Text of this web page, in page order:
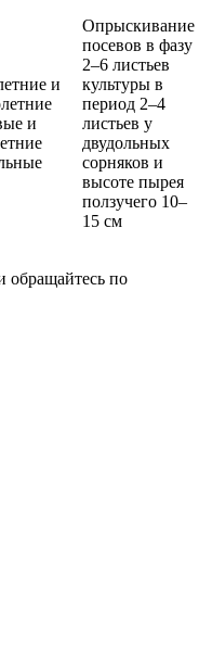
и
и
Опрыскивание
посевов в фазу
2–6 листьев
культуры в
период 2–4
листьев у
двудольных
сорняков и
высоте пырея
ползучего 10–
15 см
обращайтесь по